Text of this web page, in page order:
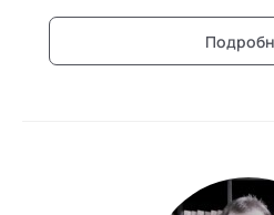
Современный этикет
Технологии командного